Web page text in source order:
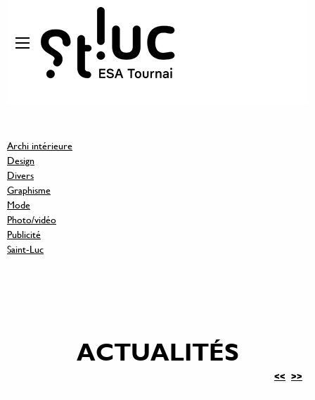
Archi intérieure
Design
Divers
Graphisme
Mode
Photo/vidéo
Publicité
Saint-Luc
ACTUALITÉS
<< >>